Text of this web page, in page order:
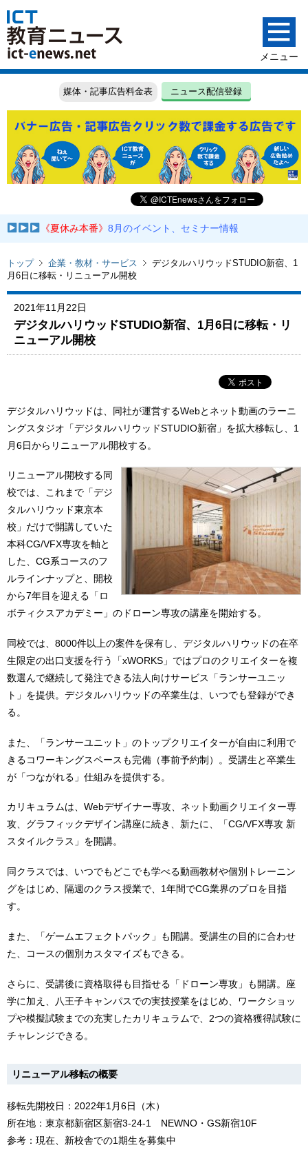
媒体・記事広告料金表 ニュース配信登録
《夏休み本番》8月のイベント、セミナー情報
トップ 企業・教材・サービス
デジタルハリウッドSTUDIO新宿、1
月6日に移転・リニューアル開校
2021年11月22日
デジタルハリウッドSTUDIO新宿、1月6日に移転・リ
ニューアル開校
デジタルハリウッドは、同社が運営するWebとネット動画のラーニ
ングスタジオ「デジタルハリウッドSTUDIO新宿」を拡大移転し、1
月6日からリニューアル開校する。
リニューアル開校する同
校では、これまで「デジ
タルハリウッド東京本
校」だけで開講していた
本科CG/VFX専攻を軸と
した、CG系コースのフ
ルラインナップと、開校
から7年目を迎える「ロ
ボティクスアカデミー」のドローン専攻の講座を開始する。
同校では、8000件以上の案件を保有し、デジタルハリウッドの在卒
生限定の出口支援を行う「xWORKS」ではプロのクリエイターを複
数選んで継続して発注できる法人向けサービス「ランサーユニッ
ト」を提供。デジタルハリウッドの卒業生は、いつでも登録ができ
る。
また、「ランサーユニット」のトップクリエイターが自由に利用で
きるコワーキングスペースも完備（事前予約制）。受講生と卒業生
が「つながれる」仕組みを提供する。
カリキュラムは、Webデザイナー専攻、ネット動画クリエイター専
攻、グラフィックデザイン講座に続き、新たに、「CG/VFX専攻 新
スタイルクラス」を開講。
同クラスでは、いつでもどこでも学べる動画教材や個別トレーニン
グをはじめ、隔週のクラス授業で、1年間でCG業界のプロを目指
す。
また、「ゲームエフェクトパック」も開講。受講生の目的に合わせ
た、コースの個別カスタマイズもできる。
さらに、受講後に資格取得も目指せる「ドローン専攻」も開講。座
学に加え、八王子キャンパスでの実技授業をはじめ、ワークショッ
プや模擬試験までの充実したカリキュラムで、2つの資格獲得試験に
チャレンジできる。
リニューアル移転の概要
移転先開校日：2022年1月6日（木）
所在地：東京都新宿区新宿3‐24‐1 NEWNO・GS新宿10F
参考：現在、新校舎での1期生を募集中